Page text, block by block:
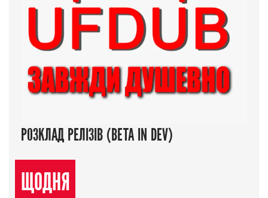
РОЗКЛАД РЕЛІЗІВ (BETA IN DEV)
ЩОДНЯ